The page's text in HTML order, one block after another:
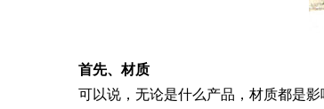
首先、材质
可以说，无论是什么产品，材质都是影